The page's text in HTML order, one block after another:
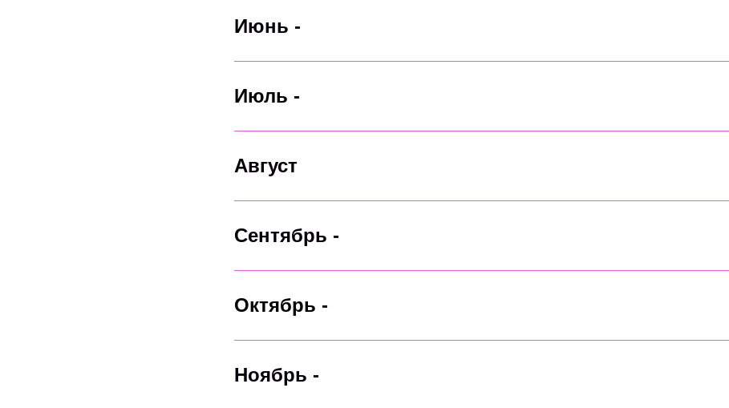
Июнь -
Июль -
Август
Сентябрь -
Октябрь -
Ноябрь -